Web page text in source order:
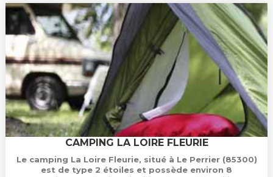
CAMPING LA LOIRE FLEURIE
Le camping La Loire Fleurie, situé à Le Perrier (85300)
est de type 2 étoiles et possède environ 8